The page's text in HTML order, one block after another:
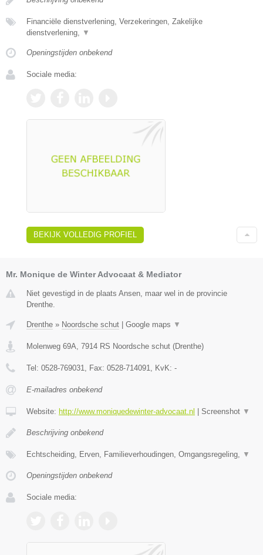
Financiële dienstverlening, Verzekeringen, Zakelijke
dienstverlening, ▼
Openingstijden onbekend
Sociale media:
BEKIJK VOLLEDIG PROFIEL
Mr. Monique de Winter Advocaat & Mediator
Niet gevestigd in de plaats Ansen, maar wel in de provincie
Drenthe.
Drenthe » Noordsche schut Google maps ▼
Molenweg 69A, 7914 RS Noordsche schut (Drenthe)
Tel: 0528-769031, Fax: 0528-714091, KvK: -
E-mailadres onbekend
Website: http://www.moniquedewinter-advocaat.nl Screenshot ▼
Beschrijving onbekend
Echtscheiding, Erven, Familieverhoudingen, Omgangsregeling, ▼
Openingstijden onbekend
Sociale media: